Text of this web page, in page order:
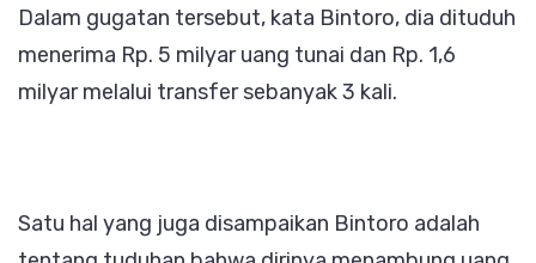
Dalam gugatan tersebut, kata Bintoro, dia dituduh
menerima Rp. 5 milyar uang tunai dan Rp. 1,6
milyar melalui transfer sebanyak 3 kali.
Satu hal yang juga disampaikan Bintoro adalah